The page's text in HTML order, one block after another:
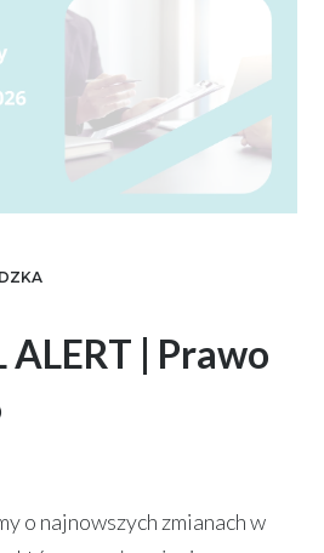
ALERT | Prawo
o najnowszych zmianach w